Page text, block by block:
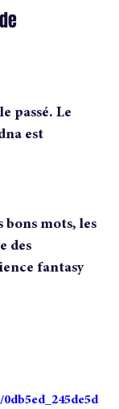
passé. Le
est
mots, les
des
fantasy